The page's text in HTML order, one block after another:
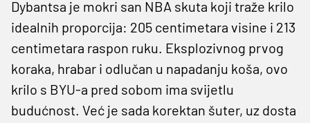
Dybantsa je mokri san NBA skuta koji traže krilo
idealnih proporcija: 205 centimetara visine i 213
centimetara raspon ruku. Eksplozivnog prvog
koraka, hrabar i odlučan u napadanju koša, ovo
krilo s BYU-a pred sobom ima svijetlu
budućnost. Već je sada korektan šuter, uz dosta